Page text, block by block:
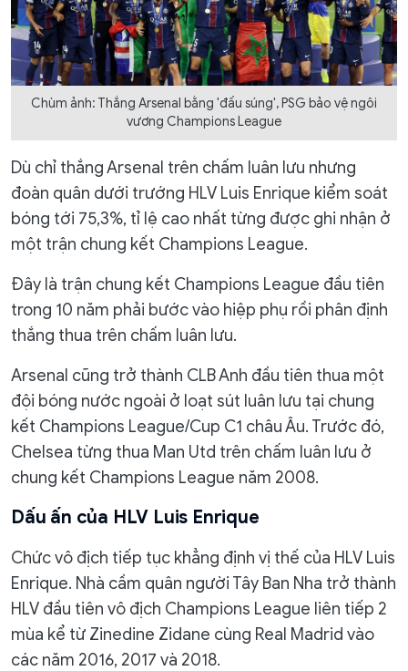
Chùm ảnh: Thắng Arsenal bằng 'đấu súng', PSG bảo vệ ngôi
vương Champions League
Dù chỉ thắng Arsenal trên chấm luân lưu nhưng
đoàn quân dưới trướng HLV Luis Enrique kiểm soát
bóng tới 75,3%, tỉ lệ cao nhất từng được ghi nhận ở
một trận chung kết Champions League.
Đây là trận chung kết Champions League đầu tiên
trong 10 năm phải bước vào hiệp phụ rồi phân định
thắng thua trên chấm luân lưu.
Arsenal cũng trở thành CLB Anh đầu tiên thua một
đội bóng nước ngoài ở loạt sút luân lưu tại chung
kết Champions League/Cup C1 châu Âu. Trước đó,
Chelsea từng thua Man Utd trên chấm luân lưu ở
chung kết Champions League năm 2008.
Dấu ấn của HLV Luis Enrique
Chức vô địch tiếp tục khẳng định vị thế của HLV Luis
Enrique. Nhà cầm quân người Tây Ban Nha trở thành
HLV đầu tiên vô địch Champions League liên tiếp 2
mùa kể từ Zinedine Zidane cùng Real Madrid vào
các năm 2016, 2017 và 2018.